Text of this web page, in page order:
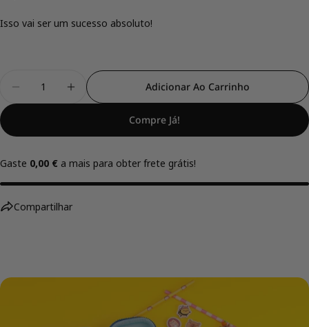
Isso vai ser um sucesso absoluto!
Diminuir Quantidade Para Caderno A5 Com
Aumentar A Quantidade Para Caderno
Adicionar Ao Carrinho
Compre Já!
Gaste 0,00 € a mais para obter frete grátis!
Compartilhar
no
no
no